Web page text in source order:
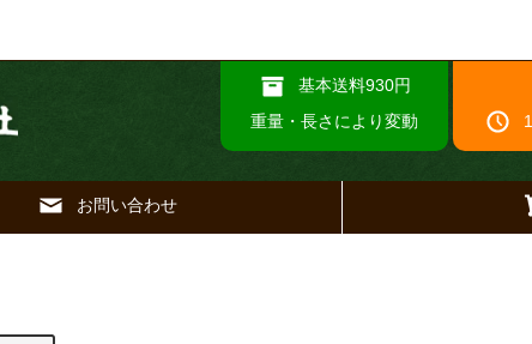
基本送料930円
重量・長さにより変動
お問い合わせ